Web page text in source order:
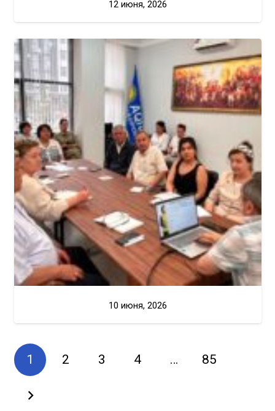
12 июня, 2026
10 июня, 2026
1 2 3 4 … 85